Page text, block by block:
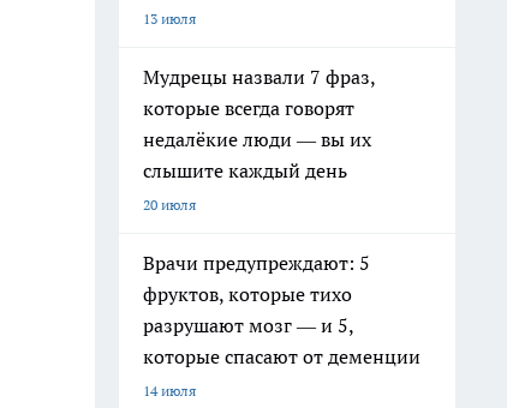
13 июля
Мудрецы назвали 7 фраз,
которые всегда говорят
недалёкие люди — вы их
слышите каждый день
20 июля
Врачи предупреждают: 5
фруктов, которые тихо
разрушают мозг — и 5,
которые спасают от деменции
14 июля